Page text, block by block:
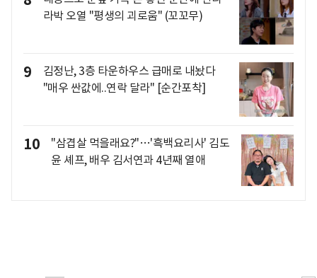
라박 오열 "평생의 괴로움" (꼬꼬무)
9
김정난, 3층 타운하우스 급매로 내놨다
"매우 싼값에..연락 달라" [순간포착]
10
"삼겹살 먹을래요?"…'흑백요리사' 김도
윤 셰프, 배우 김서연과 4년째 열애